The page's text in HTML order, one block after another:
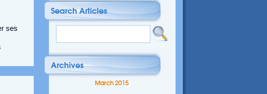
ses
Search Articles
Archives
March 2015